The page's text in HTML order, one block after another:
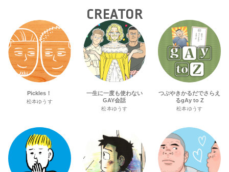
CREATOR
Pickles！
松本ゆうす
一生に一度も使わない
GAY会話
松本ゆうす
つぶやきかるだでさらえ
るgAy to Z
松本ゆうす